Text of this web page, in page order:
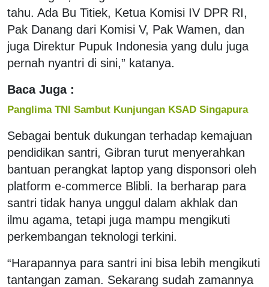
tahu. Ada Bu Titiek, Ketua Komisi IV DPR RI,
Pak Danang dari Komisi V, Pak Wamen, dan
juga Direktur Pupuk Indonesia yang dulu juga
pernah nyantri di sini,” katanya.
Baca Juga :
Panglima TNI Sambut Kunjungan KSAD Singapura
Sebagai bentuk dukungan terhadap kemajuan
pendidikan santri, Gibran turut menyerahkan
bantuan perangkat laptop yang disponsori oleh
platform e-commerce Blibli. Ia berharap para
santri tidak hanya unggul dalam akhlak dan
ilmu agama, tetapi juga mampu mengikuti
perkembangan teknologi terkini.
“Harapannya para santri ini bisa lebih mengikuti
tantangan zaman. Sekarang sudah zamannya